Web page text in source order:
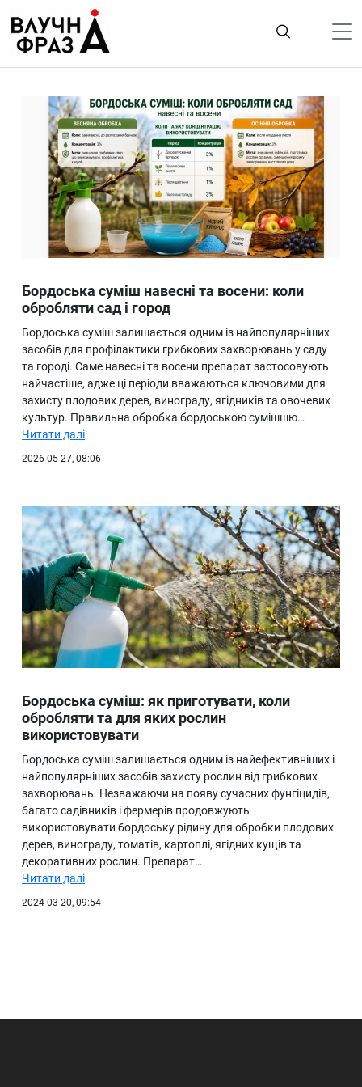
содержимому
Гроші
Життя
Лайфстайл
ТехноНаука
Людина
Ukraine
Про нас
Бордоська суміш навесні та восени: коли
обробляти сад і город
Бордоська суміш залишається одним із найпопулярніших
засобів для профілактики грибкових захворювань у саду
та городі. Саме навесні та восени препарат застосовують
найчастіше, адже ці періоди вважаються ключовими для
захисту плодових дерев, винограду, ягідників та овочевих
культур. Правильна обробка бордоською сумішшю…
Читати далі
2026-05-27, 08:06
Бордоська суміш: як приготувати, коли
обробляти та для яких рослин
використовувати
Бордоська суміш залишається одним із найефективніших і
найпопулярніших засобів захисту рослин від грибкових
захворювань. Незважаючи на появу сучасних фунгіцидів,
багато садівників і фермерів продовжують
використовувати бордоську рідину для обробки плодових
дерев, винограду, томатів, картоплі, ягідних кущів та
декоративних рослин. Препарат…
Читати далі
2024-03-20, 09:54